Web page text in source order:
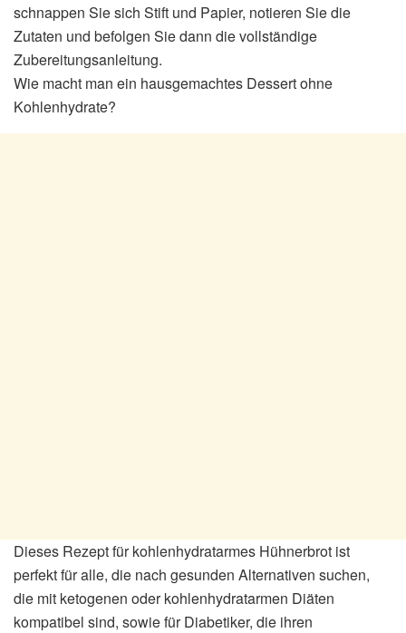
schnappen Sie sich Stift und Papier, notieren Sie die
Zutaten und befolgen Sie dann die vollständige
Zubereitungsanleitung.
Wie macht man ein hausgemachtes Dessert ohne
Kohlenhydrate?
Dieses Rezept für kohlenhydratarmes Hühnerbrot ist
perfekt für alle, die nach gesunden Alternativen suchen,
die mit ketogenen oder kohlenhydratarmen Diäten
kompatibel sind, sowie für Diabetiker, die ihren